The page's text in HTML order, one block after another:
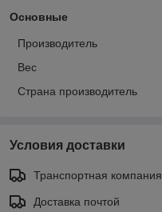
Основные
Производитель
Вес
Страна производитель
Условия доставки
Транспортная компания
Доставка почтой